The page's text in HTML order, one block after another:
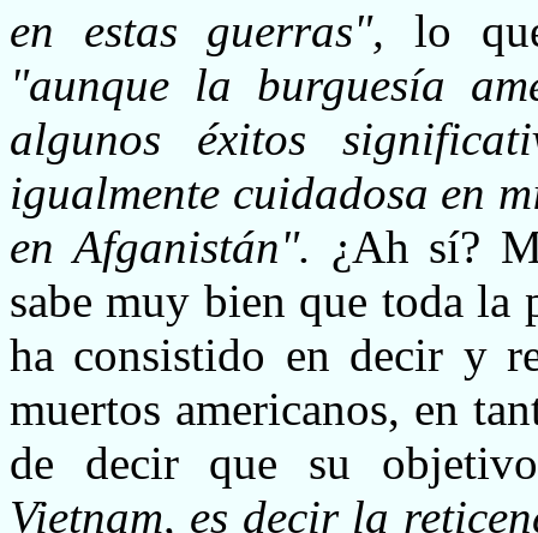
en estas guerras", lo
"aunque la burguesía
algunos éxitos
igualmente cuidadosa en
en Afganistán". ¿Ah sí?
sabe muy bien que toda la
ha consistido en decir y
muertos americanos, en
de decir que su
Vietnam, es decir la